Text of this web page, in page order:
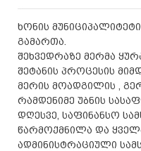
ხონის
გამართა.
შეხვედრაზე მერმა
შეტანის პროცესის
მერის მოადგილის ,
რამდენიმე უბნის
დღესვე, საფინანსო
წარმოქმნილა და
ადმინისტრაციული